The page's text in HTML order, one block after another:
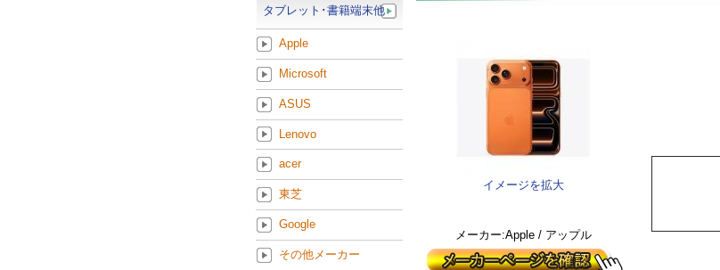
イメージを拡大
メーカー:Apple / アップル
タブレット･書籍端末他
Apple
Microsoft
ASUS
Lenovo
acer
東芝
Google
その他メーカー